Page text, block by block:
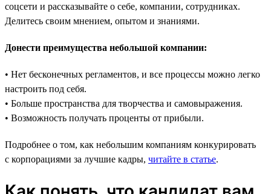
соцсети и рассказывайте о себе, компании, сотрудниках.
Делитесь своим мнением, опытом и знаниями.
Донести преимущества небольшой компании:
• Нет бесконечных регламентов, и все процессы можно легко
настроить под себя.
• Больше пространства для творчества и самовыражения.
• Возможность получать проценты от прибыли.
Подробнее о том, как небольшим компаниям конкурировать
с корпорациями за лучшие кадры, читайте в статье.